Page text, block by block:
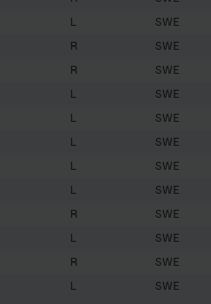
L SWE
R SWE
R SWE
L SWE
L SWE
L SWE
L SWE
L SWE
R SWE
L SWE
R SWE
L SWE